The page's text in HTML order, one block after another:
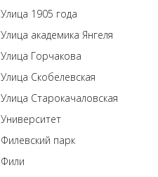
Улица 1905 года
Улица академика Янгеля
Улица Горчакова
Улица Скобелевская
Улица Старокачаловская
Университет
Филевский парк
Фили